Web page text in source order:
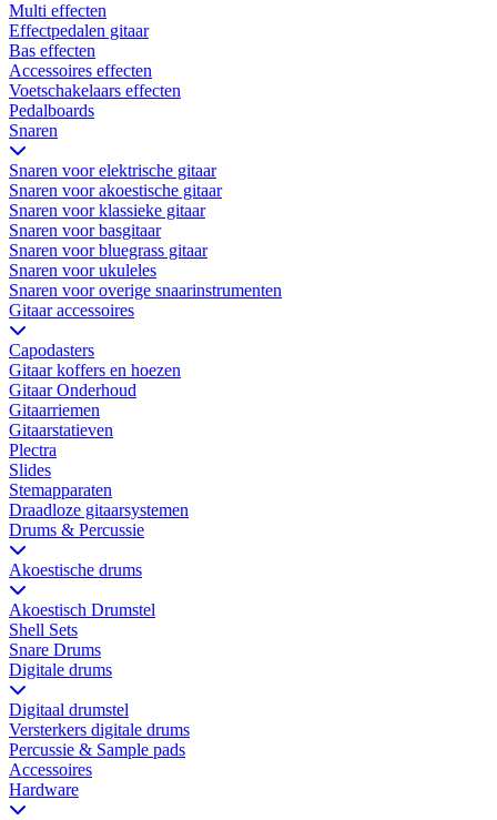
Multi effecten
Effectpedalen gitaar
Bas effecten
Accessoires effecten
Voetschakelaars effecten
Pedalboards
Snaren
Snaren voor elektrische gitaar
Snaren voor akoestische gitaar
Snaren voor klassieke gitaar
Snaren voor basgitaar
Snaren voor bluegrass gitaar
Snaren voor ukuleles
Snaren voor overige snaarinstrumenten
Gitaar accessoires
Capodasters
Gitaar koffers en hoezen
Gitaar Onderhoud
Gitaarriemen
Gitaarstatieven
Plectra
Slides
Stemapparaten
Draadloze gitaarsystemen
Drums & Percussie
Akoestische drums
Akoestisch Drumstel
Shell Sets
Snare Drums
Digitale drums
Digitaal drumstel
Versterkers digitale drums
Percussie & Sample pads
Accessoires
Hardware